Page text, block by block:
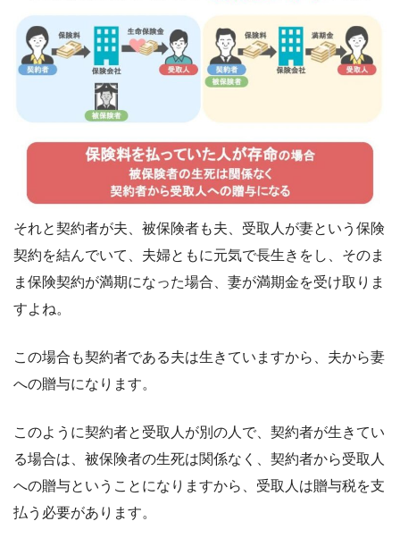
それと契約者が夫、被保険者も夫、受取人が妻という保険
契約を結んでいて、夫婦ともに元気で長生きをし、そのま
ま保険契約が満期になった場合、妻が満期金を受け取りま
すよね。
この場合も契約者である夫は生きていますから、夫から妻
への贈与になります。
このように契約者と受取人が別の人で、契約者が生きてい
る場合は、被保険者の生死は関係なく、契約者から受取人
への贈与ということになりますから、受取人は贈与税を支
払う必要があります。